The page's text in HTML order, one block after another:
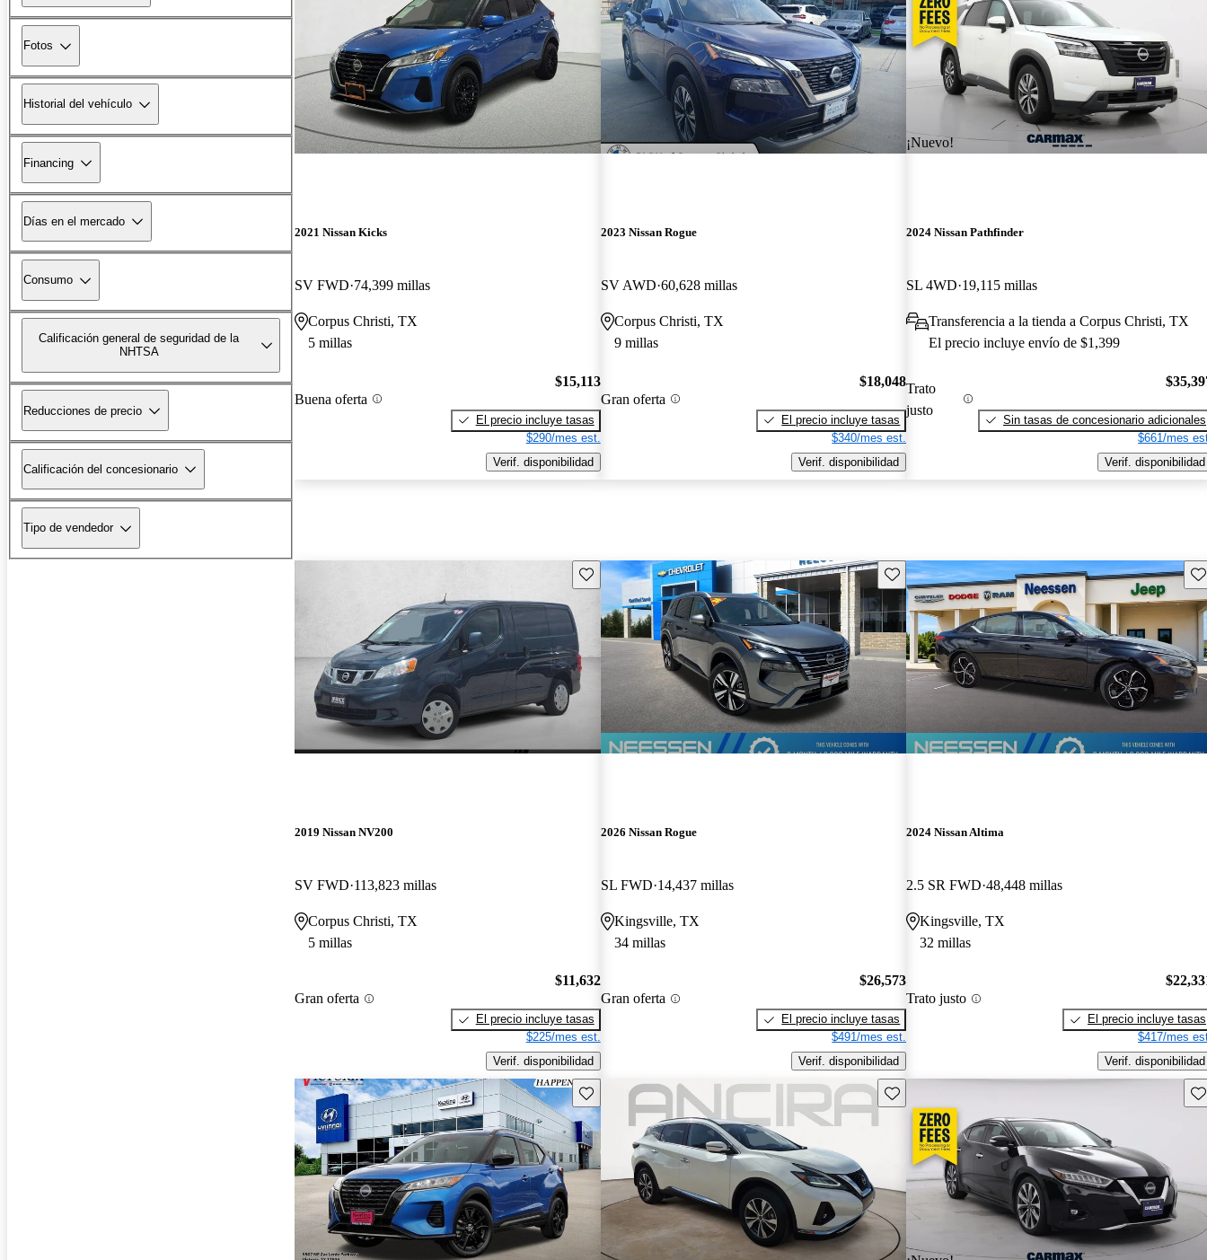
Fotos
Historial del vehículo
Financing
Días en el mercado
Consumo
Calificación general de seguridad de la
NHTSA
Reducciones de precio
Calificación del concesionario
Tipo de vendedor
2021 Nissan Kicks
SV FWD 74,399 millas
Corpus Christi, TX
5 millas
Buena oferta
$15,113
El precio incluye tasas
$290/mes est.
Verif. disponibilidad
2023 Nissan Rogue
SV AWD 60,628 millas
Corpus Christi, TX
9 millas
Gran oferta
$18,048
El precio incluye tasas
$340/mes est.
Verif. disponibilidad
¡Nuevo!
2024 Nissan Pathfinder
SL 4WD 19,115 millas
Transferencia a la tienda a Corpus Christi, TX
El precio incluye envío de $1,399
Trato
justo
Sin tasas de concesionario adicionales
$661/mes
Verif. disponibilidad
Guarda este Aviso
2019 Nissan NV200
SV FWD 113,823 millas
Corpus Christi, TX
5 millas
Gran oferta
$11,632
El precio incluye tasas
$225/mes est.
Verif. disponibilidad
Guarda este Aviso
2026 Nissan Rogue
SL FWD 14,437 millas
Kingsville, TX
34 millas
Gran oferta
$26,573
El precio incluye tasas
$491/mes est.
Verif. disponibilidad
2024 Nissan Altima
2.5 SR FWD 48,448 millas
Kingsville, TX
32 millas
Trato justo
El precio incluye tasas
$417/mes
Verif. disponibilidad
Guarda este Aviso Guarda este Aviso